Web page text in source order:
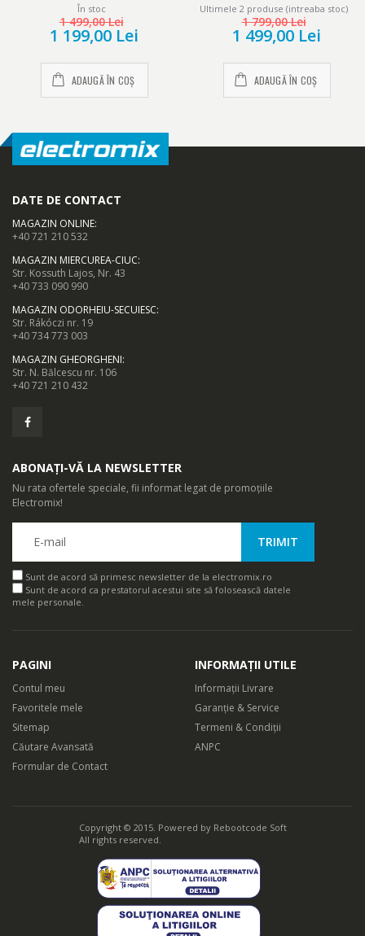
LED, Start intarziat, Anti-
sifonare, Eco-Logic, Alb
În stoc
1 499,00 Lei
1 199,00 Lei
ADAUGĂ ÎN COȘ
Programe rapide de spalare,
Hygiene, Alb
Ultimele 2 produse (intreaba stoc)
1 799,00 Lei
1 499,00 Lei
ADAUGĂ ÎN COȘ
DATE DE CONTACT
MAGAZIN ONLINE:
+40 721 210 532
MAGAZIN MIERCUREA-CIUC:
Str. Kossuth Lajos, Nr. 43
+40 733 090 990
MAGAZIN ODORHEIU-SECUIESC:
Str. Rákóczi nr. 19
+40 734 773 003
MAGAZIN GHEORGHENI:
Str. N. Bălcescu nr. 106
+40 721 210 432
ABONAȚI-VĂ LA NEWSLETTER
Nu rata ofertele speciale, fii informat legat de promoțiile
Electromix!
Sunt de acord să primesc newsletter de la electromix.ro
Sunt de acord ca prestatorul acestui site să folosească datele
mele personale.
PAGINI
Contul meu
Favoritele mele
Sitemap
Căutare Avansată
Formular de Contact
INFORMAȚII UTILE
Informații Livrare
Garanție & Service
Termeni & Condiții
ANPC
Copyright © 2015. Powered by Rebootcode Soft
All rights reserved.